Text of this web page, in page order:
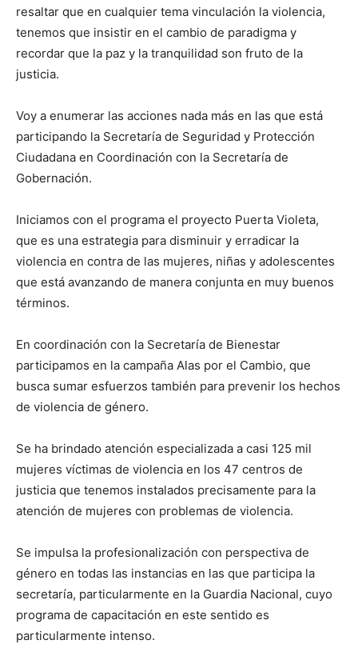
resaltar que en cualquier tema vinculación la violencia,
tenemos que insistir en el cambio de paradigma y
recordar que la paz y la tranquilidad son fruto de la
justicia.
Voy a enumerar las acciones nada más en las que está
participando la Secretaría de Seguridad y Protección
Ciudadana en Coordinación con la Secretaría de
Gobernación.
Iniciamos con el programa el proyecto Puerta Violeta,
que es una estrategia para disminuir y erradicar la
violencia en contra de las mujeres, niñas y adolescentes
que está avanzando de manera conjunta en muy buenos
términos.
En coordinación con la Secretaría de Bienestar
participamos en la campaña Alas por el Cambio, que
busca sumar esfuerzos también para prevenir los hechos
de violencia de género.
Se ha brindado atención especializada a casi 125 mil
mujeres víctimas de violencia en los 47 centros de
justicia que tenemos instalados precisamente para la
atención de mujeres con problemas de violencia.
Se impulsa la profesionalización con perspectiva de
género en todas las instancias en las que participa la
secretaría, particularmente en la Guardia Nacional, cuyo
programa de capacitación en este sentido es
particularmente intenso.